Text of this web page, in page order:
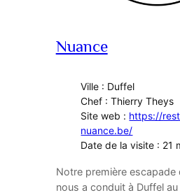
Nuance
Ville : Duffel
Chef : Thierry Theys
Site web : https://
nuance.be/
Date de la visite : 21
Notre première escapade
nous a conduit à Duffel au